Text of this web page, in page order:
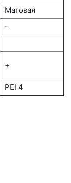
Матовая
-
+
PEI 4